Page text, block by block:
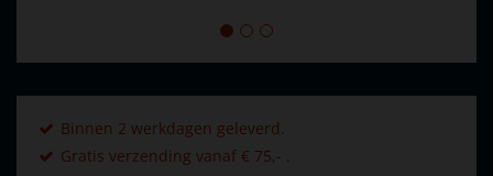
Binnen 2 werkdagen geleverd.
Gratis verzending vanaf € 75,- .